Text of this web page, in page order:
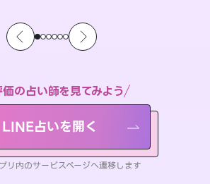
の占い師を見てみよう
LINE占いを開く
リ内のサービスページへ遷移します